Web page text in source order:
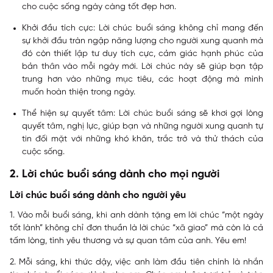
cho cuộc sống ngày càng tốt đẹp hơn.
Khởi đầu tích cực: Lời chúc buổi sáng không chỉ mang đến
sự khởi đầu tràn ngập năng lượng cho người xung quanh mà
đó còn thiết lập tư duy tích cực, cảm giác hạnh phúc của
bản thân vào mỗi ngày mới. Lời chúc này sẽ giúp bạn tập
trung hơn vào những mục tiêu, các hoạt động mà mình
muốn hoàn thiện trong ngày.
Thể hiện sự quyết tâm: Lời chúc buổi sáng sẽ khơi gợi lòng
quyết tâm, nghị lực, giúp bạn và những người xung quanh tự
tin đối mặt với những khó khăn, trắc trở và thử thách của
cuộc sống.
2. Lời chúc buổi sáng dành cho mọi người
Lời chúc buổi sáng dành cho người yêu
1. Vào mỗi buổi sáng, khi anh dành tặng em lời chúc “một ngày
tốt lành” không chỉ đơn thuần là lời chúc “xã giao” mà còn là cả
tấm lòng, tình yêu thương và sự quan tâm của anh. Yêu em!
2. Mỗi sáng, khi thức dậy, việc anh làm đầu tiên chính là nhắn